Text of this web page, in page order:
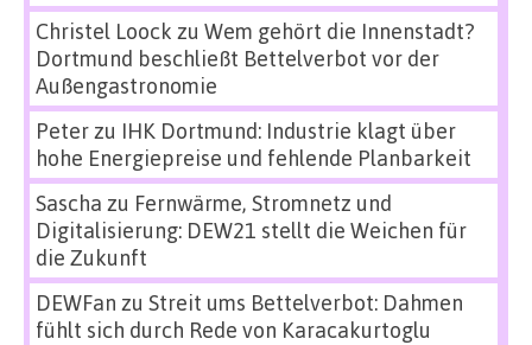
Christel Loock zu Wem gehört die Innenstadt?
Dortmund beschließt Bettelverbot vor der
Außengastronomie
Peterzu IHK Dortmund: Industrie klagt über
hohe Energiepreise und fehlende Planbarkeit
Sascha zu Fernwärme, Stromnetz und
Digitalisierung: DEW21 stellt die Weichen für
die Zukunft
DEWFan zu Streit ums Bettelverbot: Dahmen
fühlt sich durch Rede von Karacakurtoglu